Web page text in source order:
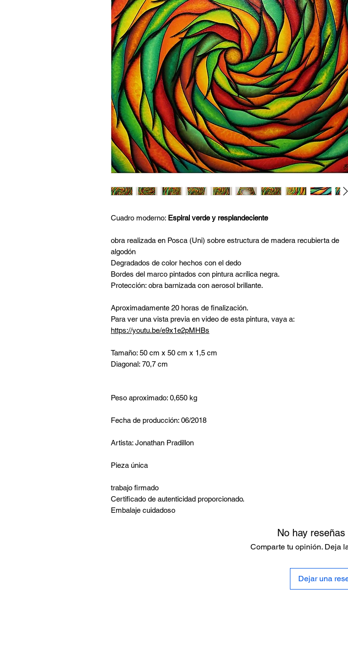
Cuadro moderno: Espiral verde y resplandeciente
obra realizada en Posca (Uni) sobre estructura de madera recubierta de
algodón
Degradados de color hechos con el dedo
Bordes del marco pintados con pintura acrílica negra.
Protección: obra barnizada con aerosol brillante.
Aproximadamente 20 horas de finalización.
Para ver una vista previa en video de esta pintura, vaya a:
https://youtu.be/e9x1e2pMHBs
Tamaño: 50 cm x 50 cm x 1,5 cm
Diagonal: 70,7 cm
Peso aproximado: 0,650 kg
Fecha de producción: 06/2018
Artista: Jonathan Pradillon
Pieza única
trabajo firmado
Certificado de autenticidad proporcionado.
Embalaje cuidadoso
No hay reseñas
Comparte tu opinión. Deja
Dejar una